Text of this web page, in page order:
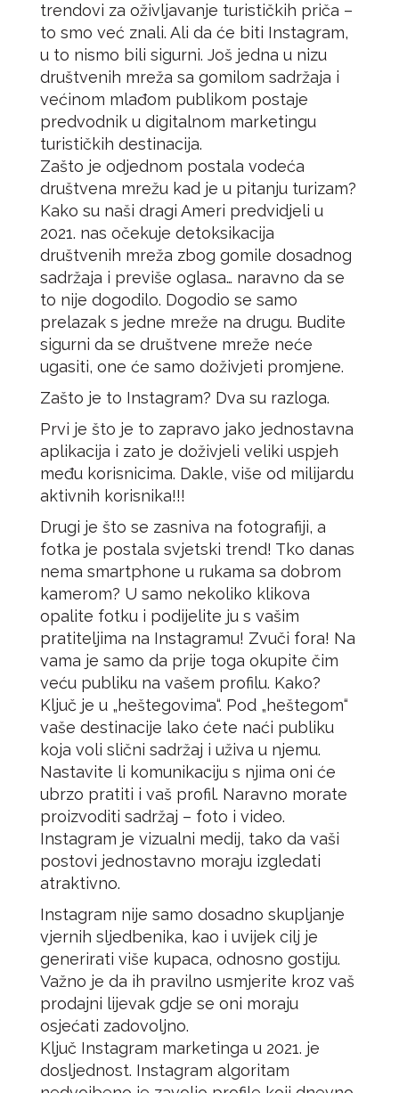
trendovi za oživljavanje turističkih priča –
to smo već znali. Ali da će biti Instagram,
u to nismo bili sigurni. Još jedna u nizu
društvenih mreža sa gomilom sadržaja i
većinom mlađom publikom postaje
predvodnik u digitalnom marketingu
turističkih destinacija.
Zašto je odjednom postala vodeća
društvena mrežu kad je u pitanju turizam?
Kako su naši dragi Ameri predvidjeli u
2021. nas očekuje detoksikacija
društvenih mreža zbog gomile dosadnog
sadržaja i previše oglasa… naravno da se
to nije dogodilo. Dogodio se samo
prelazak s jedne mreže na drugu. Budite
sigurni da se društvene mreže neće
ugasiti, one će samo doživjeti promjene.
Zašto je to Instagram? Dva su razloga.
Prvi je što je to zapravo jako jednostavna
aplikacija i zato je doživjeli veliki uspjeh
među korisnicima. Dakle, više od milijardu
aktivnih korisnika!!!
Drugi je što se zasniva na fotografiji, a
fotka je postala svjetski trend! Tko danas
nema smartphone u rukama sa dobrom
kamerom? U samo nekoliko klikova
opalite fotku i podijelite ju s vašim
pratiteljima na Instagramu! Zvuči fora! Na
vama je samo da prije toga okupite čim
veću publiku na vašem profilu. Kako?
Ključ je u „heštegovima“. Pod „heštegom“
vaše destinacije lako ćete naći publiku
koja voli slični sadržaj i uživa u njemu.
Nastavite li komunikaciju s njima oni će
ubrzo pratiti i vaš profil. Naravno morate
proizvoditi sadržaj – foto i video.
Instagram je vizualni medij, tako da vaši
postovi jednostavno moraju izgledati
atraktivno.
Instagram nije samo dosadno skupljanje
vjernih sljedbenika, kao i uvijek cilj je
generirati više kupaca, odnosno gostiju.
Važno je da ih pravilno usmjerite kroz vaš
prodajni lijevak gdje se oni moraju
osjećati zadovoljno.
Ključ Instagram marketinga u 2021. je
dosljednost. Instagram algoritam